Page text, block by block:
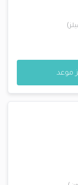
)
موعد